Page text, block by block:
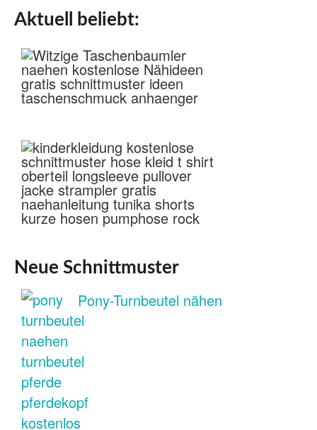
Aktuell beliebt:
Neue Schnittmuster
Pony-Turnbeutel nähen